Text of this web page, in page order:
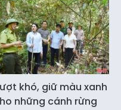
khó, giữ màu xanh
những cánh rừng